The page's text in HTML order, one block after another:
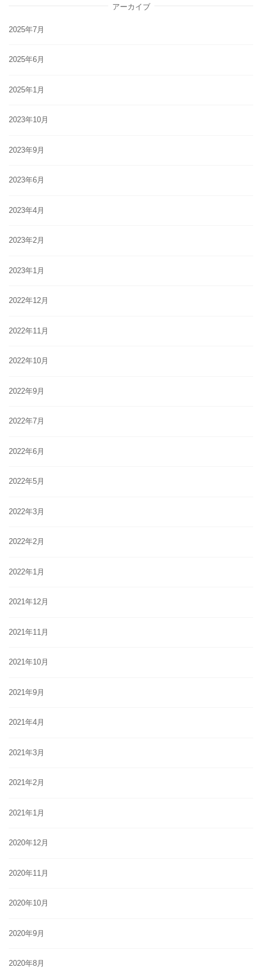
アーカイブ
2025年7月
2025年6月
2025年1月
2023年10月
2023年9月
2023年6月
2023年4月
2023年2月
2023年1月
2022年12月
2022年11月
2022年10月
2022年9月
2022年7月
2022年6月
2022年5月
2022年3月
2022年2月
2022年1月
2021年12月
2021年11月
2021年10月
2021年9月
2021年4月
2021年3月
2021年2月
2021年1月
2020年12月
2020年11月
2020年10月
2020年9月
2020年8月